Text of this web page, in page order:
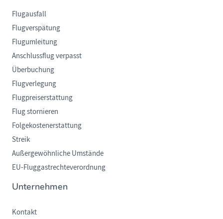
Flugausfall
Flugverspätung
Flugumleitung
Anschlussflug verpasst
Überbuchung
Flugverlegung
Flugpreiserstattung
Flug stornieren
Folgekostenerstattung
Streik
Außergewöhnliche Umstände
EU-Fluggastrechteverordnung
Unternehmen
Kontakt